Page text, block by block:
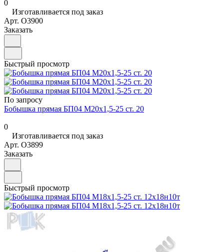
0
Изготавливается под заказ
Арт. O3900
Заказать
Быстрый просмотр
По запросу
Бобышка прямая БП04 М20х1,5-25 ст. 20
0
Изготавливается под заказ
Арт. O3899
Заказать
Быстрый просмотр